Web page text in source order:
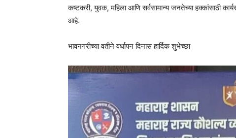
कष्टकरी, युवक, महिला आणि सर्वसामान्य जनतेच्या हक्कांसाठी
आहे.
भावनगरीच्या वतीने वर्धापन दिनास हार्दिक शुभेच्छा